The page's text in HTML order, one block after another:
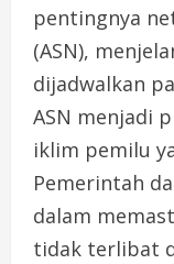
pentingnya
(ASN),
dijadwalkan
ASN menjadi
iklim pemilu
Pemerintah
dalam
tidak terlibat